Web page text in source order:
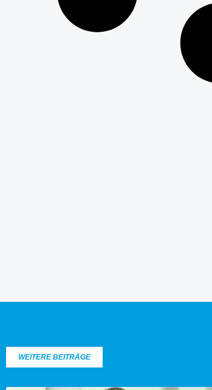
WEITERE BEITRÄGE